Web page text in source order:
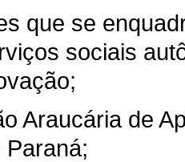
que se
sociais
Araucária de
Paraná;